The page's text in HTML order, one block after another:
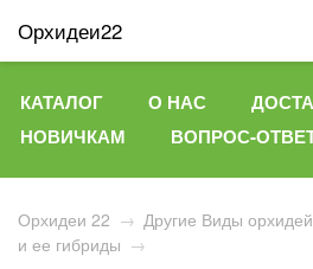
Орхидеи22
КАТАЛОГ О НАС
НОВИЧКАМ
ВОПРОС-
Орхидеи 22 → Другие Виды орхидей
и ее гибриды →